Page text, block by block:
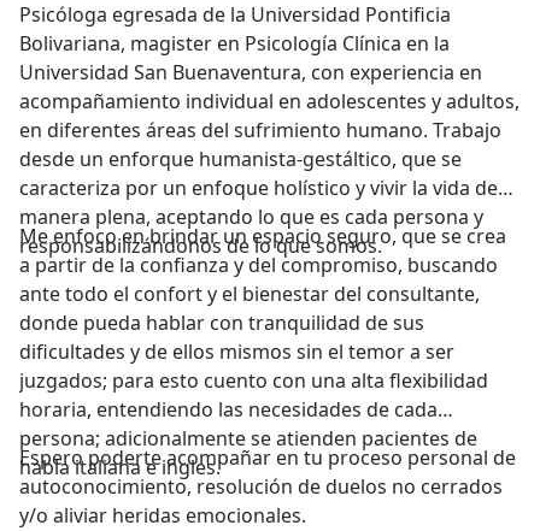
Psicóloga egresada de la Universidad Pontificia
Bolivariana, magister en Psicología Clínica en la
Universidad San Buenaventura, con experiencia en
acompañamiento individual en adolescentes y adultos,
en diferentes áreas del sufrimiento humano. Trabajo
desde un enforque humanista-gestáltico, que se
caracteriza por un enfoque holístico y vivir la vida de
manera plena, aceptando lo que es cada persona y
responsabilizándonos de lo que somos.
Me enfoco en brindar un espacio seguro, que se crea
a partir de la confianza y del compromiso, buscando
ante todo el confort y el bienestar del consultante,
donde pueda hablar con tranquilidad de sus
dificultades y de ellos mismos sin el temor a ser
juzgados; para esto cuento con una alta flexibilidad
horaria, entendiendo las necesidades de cada
persona; adicionalmente se atienden pacientes de
habla italiana e ingles.
Espero poderte acompañar en tu proceso personal de
autoconocimiento, resolución de duelos no cerrados
y/o aliviar heridas emocionales.